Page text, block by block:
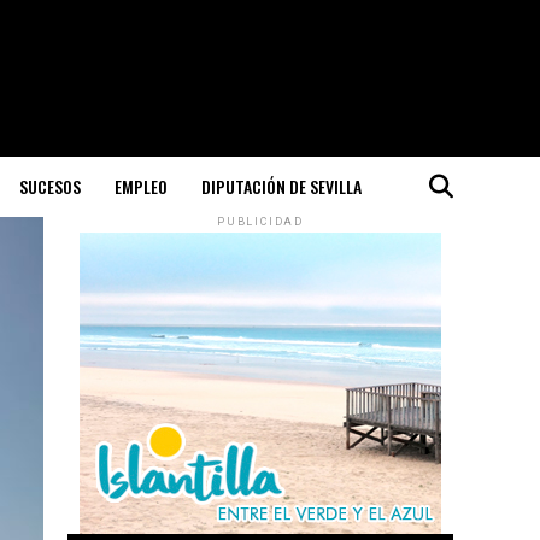
SUCESOS EMPLEO DIPUTACIÓN DE SEVILLA
PUBLICIDAD